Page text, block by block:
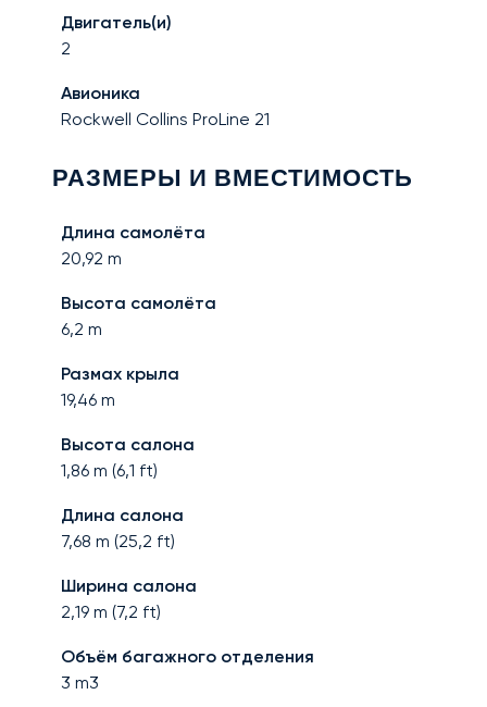
Двигатель(и)
2
Авионика
Rockwell Collins ProLine 21
РАЗМЕРЫ И ВМЕСТИМОСТЬ
Длина самолёта
20,92 m
Высота самолёта
6,2 m
Размах крыла
19,46 m
Высота салона
1,86 m (6,1 ft)
Длина салона
7,68 m (25,2 ft)
Ширина салона
2,19 m (7,2 ft)
Объём багажного отделения
3 m3